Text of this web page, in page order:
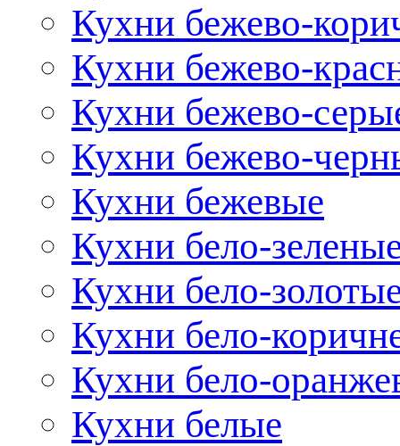
Кухни бежево-
Кухни бежево-
Кухни бежево-
Кухни бежево-
Кухни бежевые
Кухни бело-
Кухни бело-
Кухни бело-
Кухни бело-
Кухни белые